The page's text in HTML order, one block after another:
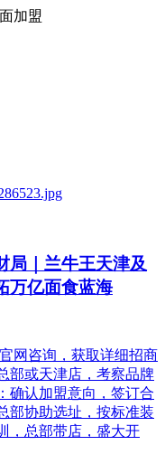
加盟
局｜兰牛王天津及
万亿面食蓝海
网咨询，获取详细招商
部或天津店，考察品牌
确认加盟意向，签订合
部协助选址，按标准装
，总部带店，盛大开